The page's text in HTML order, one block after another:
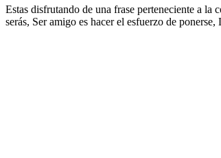
Estas disfrutando de una frase perteneciente a la
serás, Ser amigo es hacer el esfuerzo de